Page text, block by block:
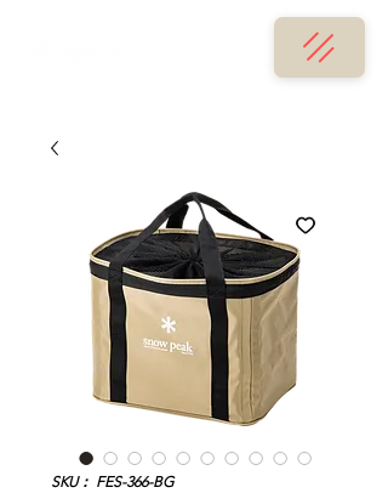
SKU： FES-366-BG